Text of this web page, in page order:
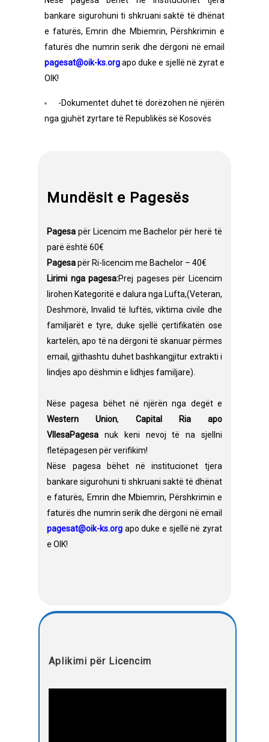
bankare sigurohuni ti shkruani saktë të dhënat
e faturës, Emrin dhe Mbiemrin, Përshkrimin e
faturës dhe numrin serik dhe dërgoni në email
pagesat@oik-ks.orgapo duke e sjellë në zyrat e
OIK!
-Dokumentet duhet të dorëzohen në njërën
nga gjuhët zyrtare të Republikës së Kosovës
Mundësit e Pagesës
Pagesa për Licencim me Bachelor për herë të
parë është 60€
Pagesapër Ri-licencim me Bachelor – 40€
Lirimi nga pagesa:Prej pageses për Licencim
lirohen Kategoritë e dalura nga Lufta,(Veteran,
Deshmorë, Invalid të luftës, viktima civile dhe
familjarët e tyre, duke sjellë çertifikatën ose
kartelën, apo të na dërgoni të skanuar përmes
email, gjithashtu duhet bashkangjitur extrakti i
lindjes apo dëshmin e lidhjes familjare).
Nëse pagesa bëhet në njërën nga degët e
Western Union, Capital Ria apo
VllesaPagesa nuk keni nevoj të na sjellni
fletëpagesen për verifikim!
Nëse pagesa bëhet në institucionet tjera
bankare sigurohuni ti shkruani saktë të dhënat
e faturës, Emrin dhe Mbiemrin, Përshkrimin e
faturës dhe numrin serik dhe dërgoni në email
pagesat@oik-ks.org apo duke e sjellë në zyrat
e OIK!
Aplikimi për Licencim